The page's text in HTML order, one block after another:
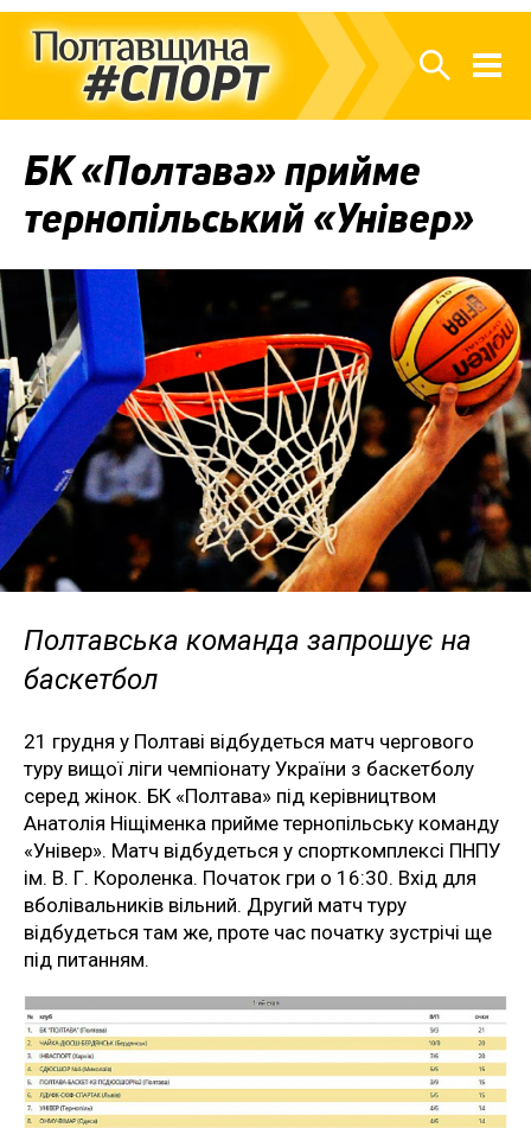
БК «Полтава» прийме
тернопільський «Універ»
Полтавська команда запрошує на
баскетбол
21 грудня у Полтаві відбудеться матч чергового
туру вищої ліги чемпіонату України з баскетболу
серед жінок. БК «Полтава» під керівництвом
Анатолія Ніщіменка прийме тернопільську команду
«Універ». Матч відбудеться у спорткомплексі ПНПУ
ім. В. Г. Короленка. Початок гри о 16:30. Вхід для
вболівальників вільний. Другий матч туру
відбудеться там же, проте час початку зустрічі ще
під питанням.